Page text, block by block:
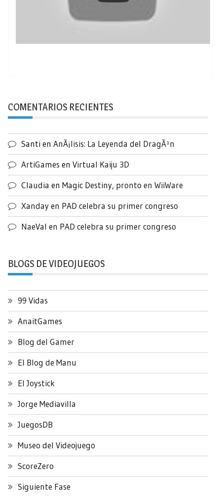
COMENTARIOS RECIENTES
Santi en AnÃ¡lisis: La Leyenda del DragÃ³n
ArtiGames en Virtual Kaiju 3D
Claudia en Magic Destiny, pronto en WiiWare
Xandayen PAD celebra su primer congreso
NaeVal en PAD celebra su primer congreso
BLOGS DE VIDEOJUEGOS
99 Vidas
AnaitGames
Blog del Gamer
El Blog de Manu
El Joystick
Jorge Mediavilla
JuegosDB
Museo del Videojuego
ScoreZero
Siguiente Fase